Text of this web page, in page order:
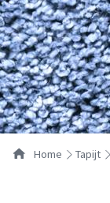
Home tapijt